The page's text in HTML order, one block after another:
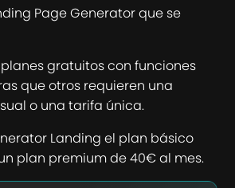
Page Generator que se
gratuitos con funciones
que otros requieren una
o una tarifa única.
Landing el plan básico
plan premium de 40€ al mes.